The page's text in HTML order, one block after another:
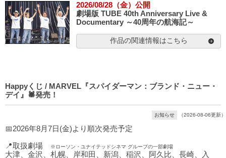
2026/08/28（金）公開
劇場版 TUBE 40th Anniversary Live &
Documentary ～40周年の航海記～
作品の関連情報はこちら
Happyくじ / MARVEL『スパイダーマン：ブランド・ニュー・
デイ』🕷発売！
お知らせ （2026-08-06更新）
📅2026年8月7日(金)より順次発売予定
📍取扱劇場 ※ローソン・ユナイテッドシネマ グループの一部劇場
大津、金沢、札幌、岸和田、新潟、稲沢、阿久比、長崎、入